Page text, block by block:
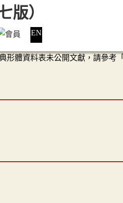
EN
形體資料表未公開文獻，請參考「